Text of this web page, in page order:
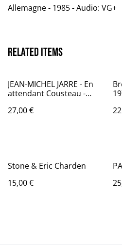
Allemagne - 1985 - Audio: VG+
Related items
JEAN-MICHEL JARRE - En
attendant Cousteau -
/ - DREYFUS 843 624
27,00 €
Stone & Eric Charden
15,00 €